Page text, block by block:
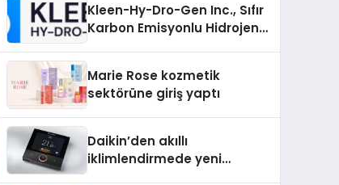
Kleen-Hy-Dro-Gen Inc., Sıfır
Karbon Emisyonlu Hidrojen
Aldı
Marie Rose kozmetik
sektörüne giriş yaptı
Daikin’den akıllı
iklimlendirmede yeni